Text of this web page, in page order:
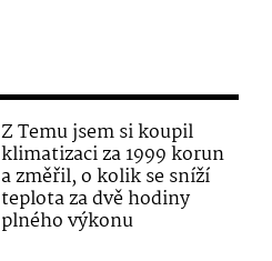
Z Temu jsem si koupil
klimatizaci za 1999 korun
a změřil, o kolik se sníží
teplota za dvě hodiny
plného výkonu